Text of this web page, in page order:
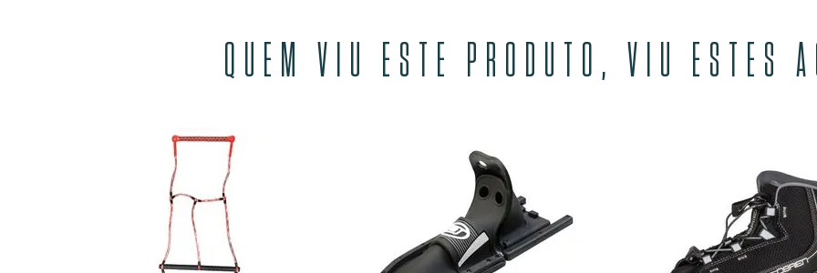
QUEM VIU ESTE PRODUTO, VIU ESTES